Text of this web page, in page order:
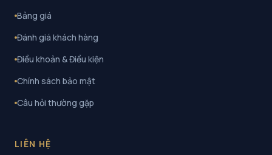
Bảng giá
Đánh giá khách hàng
Điều khoản & Điều kiện
Chính sách bảo mật
Câu hỏi thường gặp
LIÊN HỆ